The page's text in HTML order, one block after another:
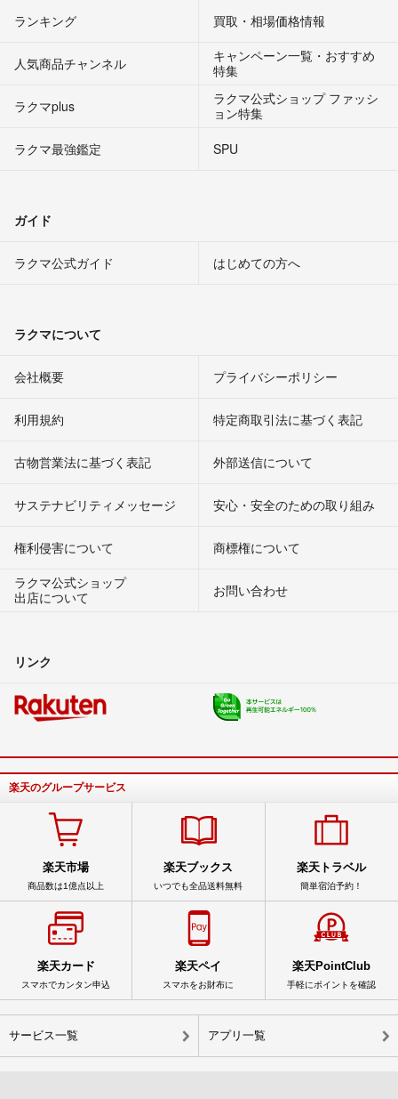
ランキング 買取・相場価格情報
人気商品チャンネル
キャンペーン一覧・おすすめ
特集
ラクマplus
ラクマ公式ショップ ファッシ
ョン特集
ラクマ最強鑑定
SPU
ガイド
ラクマ公式ガイド はじめての方へ
ラクマについて
会社概要 プライバシーポリシー
利用規約 特定商取引法に基づく表記
古物営業法に基づく表記 外部送信について
サステナビリティメッセージ 安心・安全のための取り組み
権利侵害について
商標権について
ラクマ公式ショップ
出店について
お問い合わせ
リンク
楽天のグループサービス
楽天市場
商品数は1億点以上
楽天ブックス
いつでも全品送料無料
楽天トラベル
簡単宿泊予約！
楽天カード
スマホでカンタン申込
楽天ペイ
スマホをお財布に
楽天PointClub
手軽にポイントを確認
サービス一覧 アプリ一覧